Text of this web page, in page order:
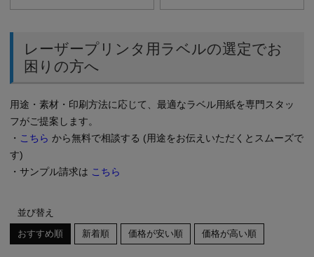
レーザープリンタ用ラベルの選定でお
困りの方へ
用途・素材・印刷方法に応じて、最適なラベル用紙を専門スタッ
フがご提案します。
・ こちら から無料で相談する (用途をお伝えいただくとスムーズで
す)
・サンプル請求は こちら
並び替え
おすすめ順
新着順 価格が安い順 価格が高い順